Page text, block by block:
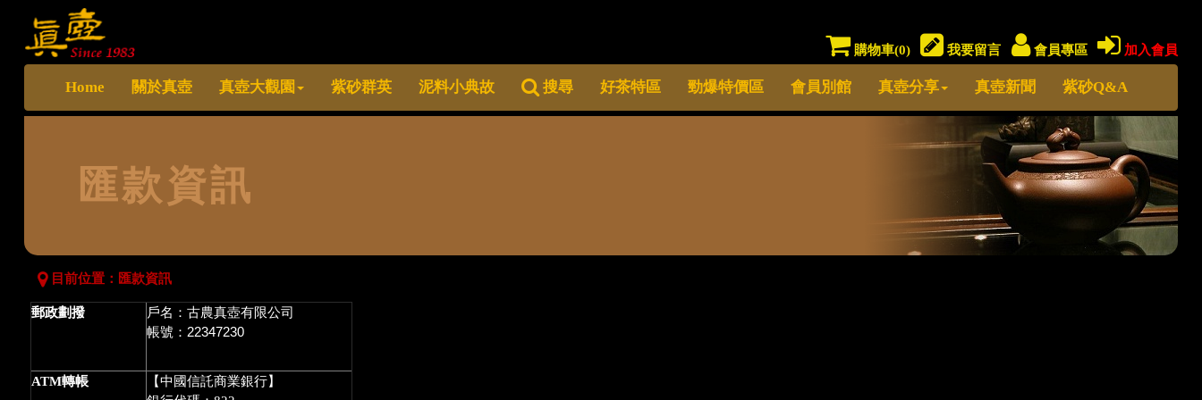
購物車(0) 我要留言 會員專區 加入會員
Home 關於真壺 真壺大觀園 紫砂群英 泥料小典故 搜尋 好茶特區 勁爆特價區 會員別館 真壺分享 真壺新聞 紫砂Q&A
匯款資訊
目前位置： 匯款資訊
郵政劃撥
戶名：古農真壺有限公司
帳號：22347230
ATM轉帳
【中國信託商業銀行】